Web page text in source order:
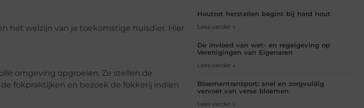
het welzijn van je toekomstige huisdier. Hier
omgeving opgroeien. Ze stellen de
fokpraktijken en bezoek de fokkerij indien
Houtrot herstellen begint bij hard hout
Lees verder »
De invloed van wet- en regelgeving op
Verenigingen van Eigenaren
Lees verder »
Bloementransport: snel en zorgvuldig
vervoer van verse bloemen
Lees verder »